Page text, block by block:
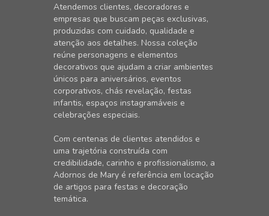
Atendemos clientes, decoradores e
empresas que buscam peças exclusivas,
produzidas com cuidado, qualidade e
atenção aos detalhes. Nossa coleção
reúne personagens e elementos
decorativos que ajudam a criar ambientes
únicos para aniversários, eventos
corporativos, chás revelação, festas
infantis, espaços instagramáveis e
celebrações especiais.
Com centenas de clientes atendidos e
uma trajetória construída com
credibilidade, carinho e profissionalismo, a
Adornos de Mary é referência em locação
de artigos para festas e decoração
temática.